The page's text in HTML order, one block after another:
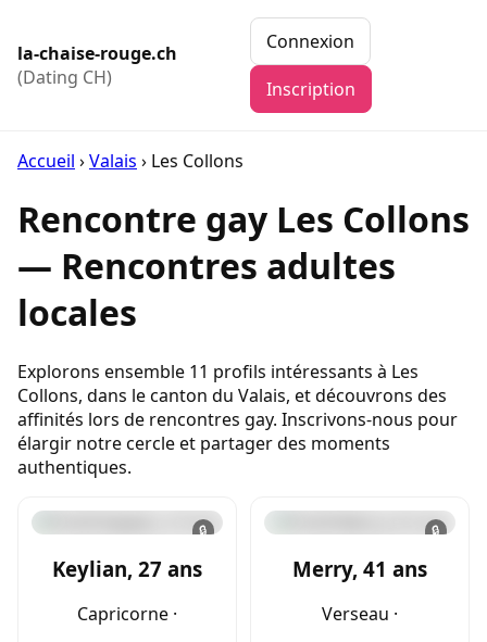
la-chaise-rouge.ch
(Dating CH)
Connexion
Inscription
Accueil ›Valais › Les Collons
Rencontre gay Les Collons
— Rencontres adultes
locales
Explorons ensemble 11 profils intéressants à Les
Collons, dans le canton du Valais, et découvrons des
affinités lors de rencontres gay. Inscrivons-nous pour
élargir notre cercle et partager des moments
authentiques.
🔒
Keylian, 27 ans
Capricorne ·
🔒
Merry, 41 ans
Verseau ·